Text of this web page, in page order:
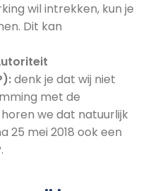
wil intrekken, kun je
Dit kan
denk je dat wij niet
met de
we dat natuurlijk
25 mei 2018 ook een